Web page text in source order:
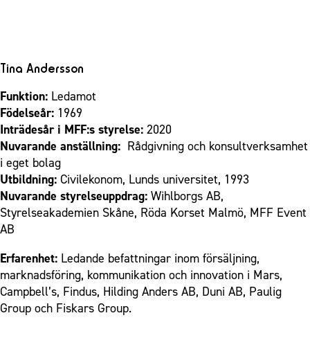
Tina Andersson
Funktion: Ledamot
Födelseår: 1969
Inträdesår i MFF:s styrelse: 2020
Nuvarande anställning: Rådgivning och konsultverksamhet
i eget bolag
Utbildning: Civilekonom, Lunds universitet, 1993
Nuvarande styrelseuppdrag: Wihlborgs AB,
Styrelseakademien Skåne, Röda Korset Malmö, MFF Event
AB
Erfarenhet: Ledande befattningar inom försäljning,
marknadsföring, kommunikation och innovation i Mars,
Campbell’s, Findus, Hilding Anders AB, Duni AB, Paulig
Group och Fiskars Group.